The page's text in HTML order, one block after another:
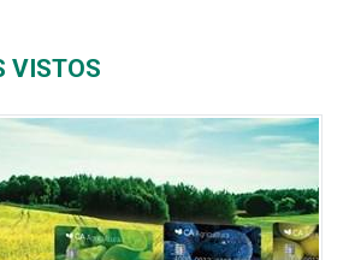
VISTOS